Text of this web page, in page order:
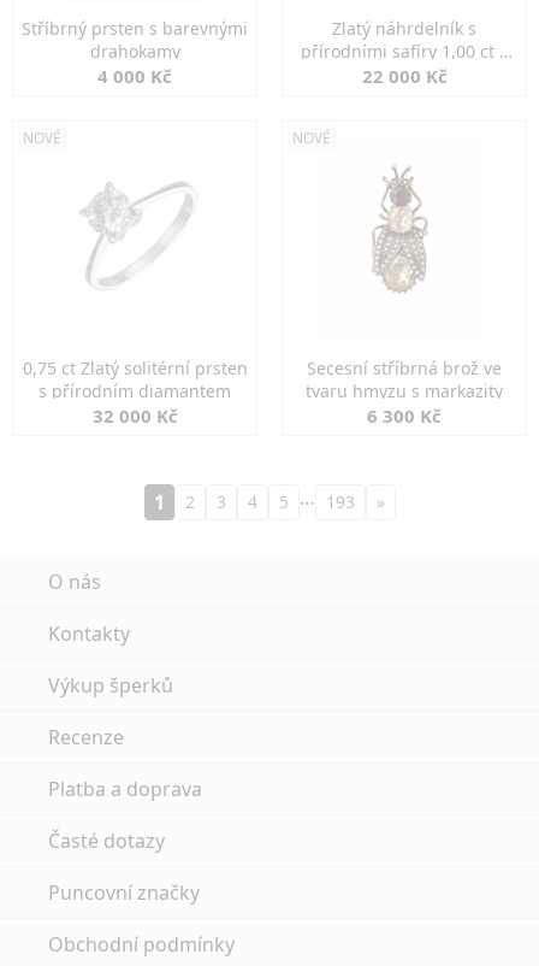
Stříbrný prsten s barevnými
drahokamy
4 000 Kč
Zlatý náhrdelník s
přírodními safíry 1,00 ct a
diamanty
22 000 Kč
NOVÉ
0,75 ct Zlatý solitérní prsten
s přírodním diamantem
32 000 Kč
NOVÉ
Secesní stříbrná brož ve
tvaru hmyzu s markazity
6 300 Kč
1 2 3 4 5 … 193 »
O nás
Kontakty
Výkup šperků
Recenze
Platba a doprava
Časté dotazy
Puncovní značky
Obchodní podmínky